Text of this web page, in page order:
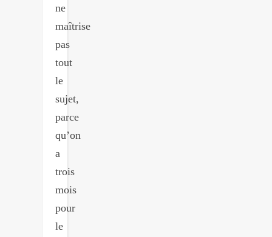
ne
maîtrise
pas
tout
le
sujet,
parce
qu’on
a
trois
mois
pour
le